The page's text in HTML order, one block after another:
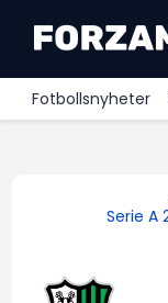
Fotbollsnyheter
Serie A